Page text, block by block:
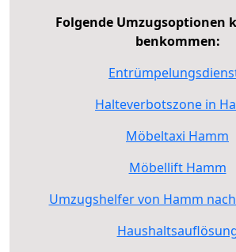
Folgende Umzugsoptionen
benkommen:
Halteverbotszone in
Möbeltaxi Hamm
Möbellift Hamm
Umzugshelfer von Hamm